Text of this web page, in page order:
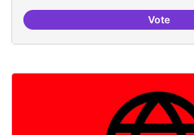
Vote